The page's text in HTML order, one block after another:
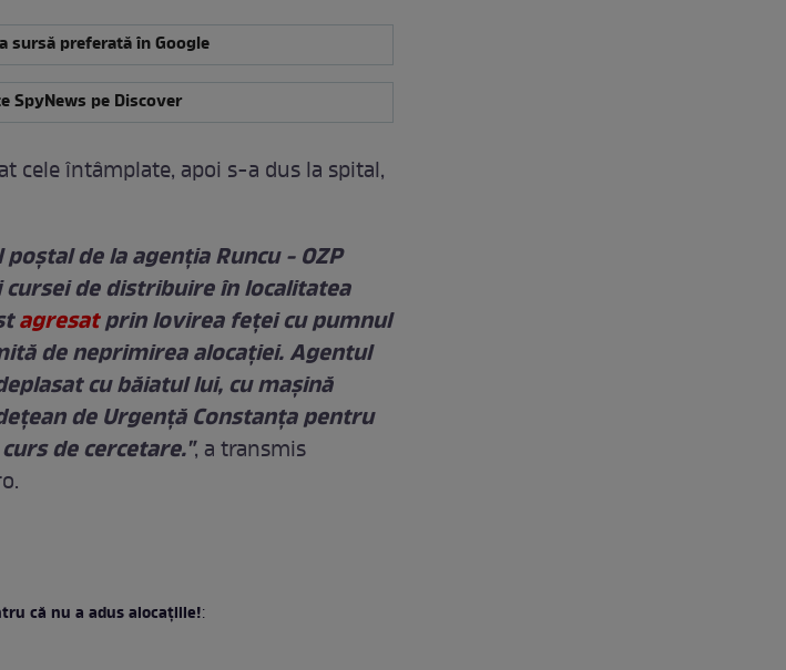
sursă preferată în Google
SpyNews pe Discover
cele întâmplate, apoi s-a dus la spital,
de la agenția Runcu - OZP
de distribuire în localitatea
agresatprin lovirea feței cu pumnul
de neprimirea alocației. Agentul
cu băiatul lui, cu mașină
de Urgență Constanța pentru
de cercetare.", a transmis
că nu a adus alocaţiile!: